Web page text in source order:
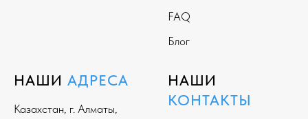
FAQ
Блог
НАШИ АДРЕСА
Казахстан, г. Алматы,
НАШИ
КОНТАКТЫ